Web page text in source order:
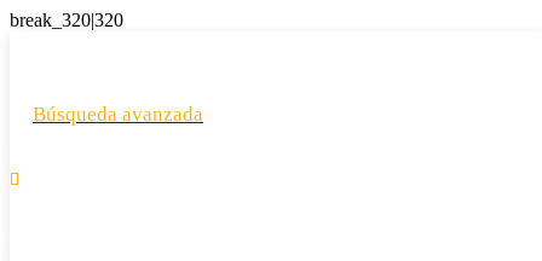
Búsqueda avanzada